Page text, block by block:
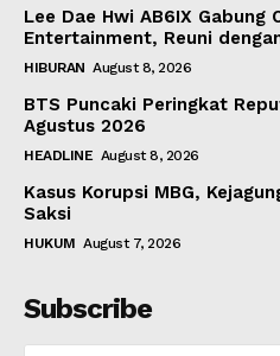
Lee Dae Hwi AB6IX Gabung
Entertainment, Reuni
HIBURAN August 8, 2026
BTS Puncaki Peringkat
Agustus 2026
HEADLINE August 8, 2026
Kasus Korupsi MBG,
Saksi
HUKUM August 7, 2026
Subscribe